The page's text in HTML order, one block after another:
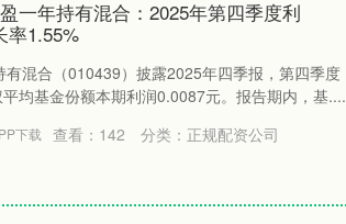
一年持有混合：2025年第四季度利
率1.55%
混合（010439）披露2025年四季报，第四季度
均基金份额本期利润0.0087元。报告期内，基....
下载 查看： 142 分类： 正规配资公司